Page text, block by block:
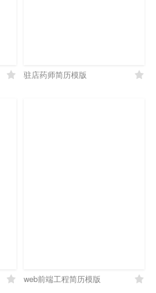
驻店药师简历模版
web前端工程简历模版